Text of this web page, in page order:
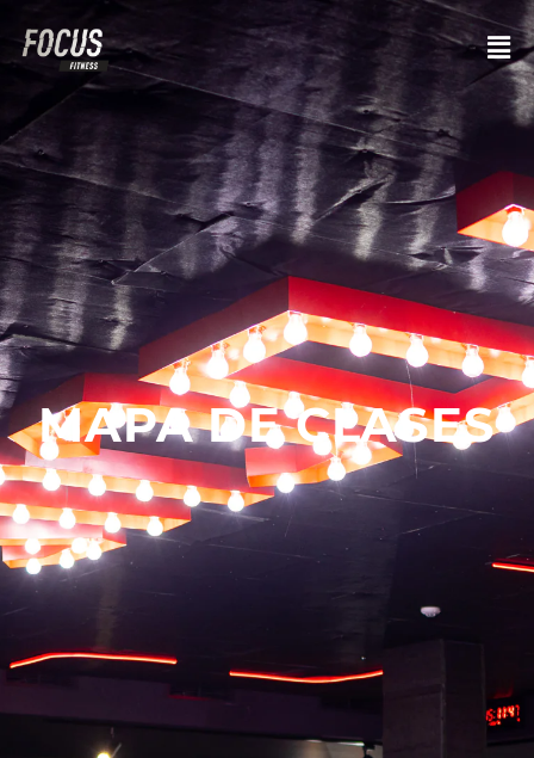
MAPA DE CLASES